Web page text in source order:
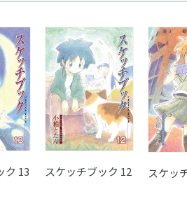
ク 13 スケッチブック 12 スケッ